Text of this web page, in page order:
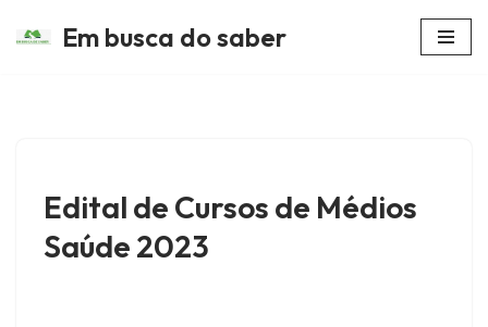
Em busca do saber
Edital de Cursos de Médios
Saúde 2023